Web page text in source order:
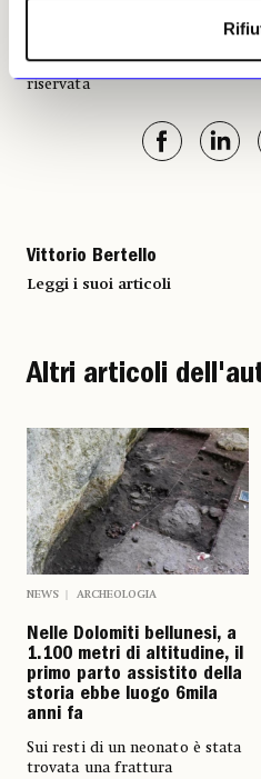
2026 | © Riproduzione
riservata
Vittorio Bertello
Leggi i suoi articoli
Altri articoli
NEWS ARCHEOLOGIA
Nelle Dolomiti bellunesi, a
1.100 metri di altitudine, il
primo parto assistito della
storia ebbe luogo 6mila
anni fa
Sui resti di un neonato è stata
trovata una frattura